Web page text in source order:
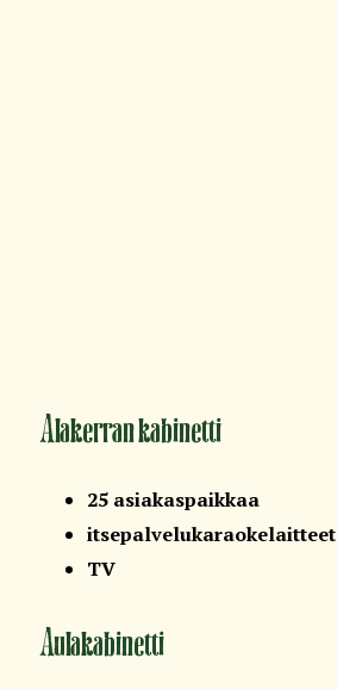
Alakerran kabinetti
25 asiakaspaikkaa
itsepalvelukaraokelaitteet
TV
Aulakabinetti